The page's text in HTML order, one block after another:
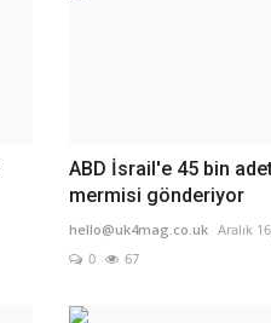
ABD İsrail'e 45 bin
mermisi gönderiyor
hello@uk4mag.co.uk Aralık
0
67